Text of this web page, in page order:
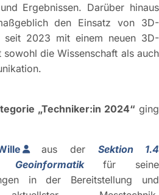
Ergebnissen. Darüber hinaus
den Einsatz von 3D-
seit 2023 mit einem neuen 3D-
die Wissenschaft als auch
„Techniker:in 2024“ ging
aus der Sektion 1.4
für seine
in der Bereitstellung und